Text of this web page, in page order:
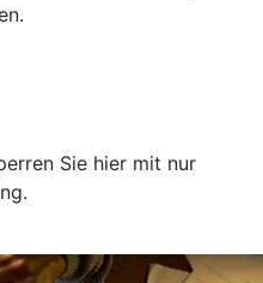
Sie hier mit nur